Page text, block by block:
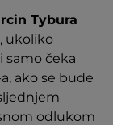
Tybura
ukoliko
samo čeka
ako se bude
odlukom